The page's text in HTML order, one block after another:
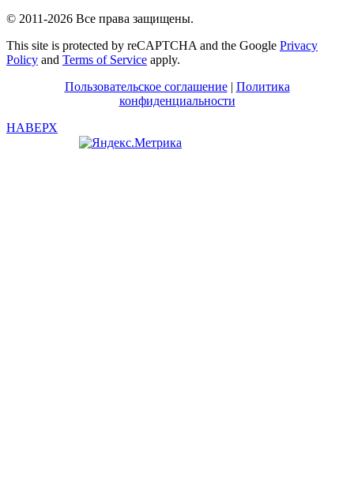
© 2011-2026 Все права защищены.
This site is protected by reCAPTCHA and the Google Privacy
Policy and Terms of Service apply.
Пользовательское соглашение| Политика
конфиденциальности
НАВЕРХ